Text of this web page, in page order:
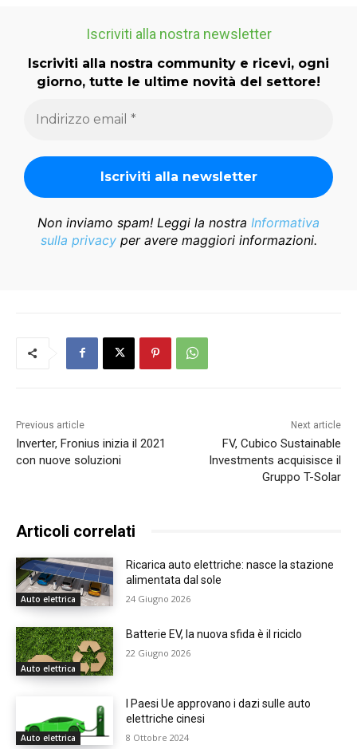
Iscriviti alla nostra newsletter
Iscriviti alla nostra community e ricevi, ogni
giorno, tutte le ultime novità del settore!
Non inviamo spam! Leggi la nostra Informativa
sulla privacyper avere maggiori informazioni.
Previous article
Inverter, Fronius inizia il 2021
con nuove soluzioni
Next article
FV, Cubico Sustainable
Investments acquisisce il
Gruppo T-Solar
Articoli correlati
Auto elettrica
Ricarica auto elettriche: nasce la stazione
alimentata dal sole
24 Giugno 2026
Auto elettrica
Batterie EV, la nuova sfida è il riciclo
22 Giugno 2026
Auto elettrica
I Paesi Ue approvano i dazi sulle auto
elettriche cinesi
8 Ottobre 2024